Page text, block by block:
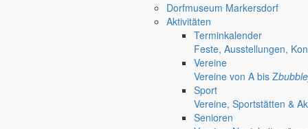
Dorfmuseum Markersdorf
Aktivitäten
Terminkalender
Feste, Ausstellungen,
Vereine
Vereine von A bis Z
Sport
Vereine, Sportstätten &
Senioren